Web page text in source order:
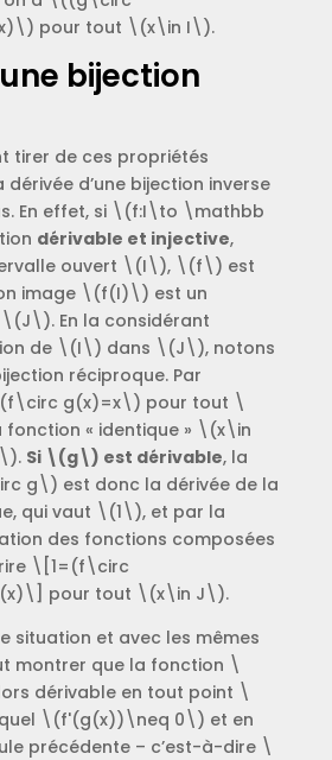
pour tout \(x\in I\).
bijection
tirer de ces propriétés
dérivée d’une bijection inverse
En effet, si \(f:I\to \mathbb
dérivable et injective,
ouvert \(I\), \(f\) est
image \(f(I)\) est un
En la considérant
de \(I\) dans \(J\), notons
réciproque. Par
g(x)=x\) pour tout \
fonction « identique » \(x\in
Si \(g\) est dérivable, la
g\) est donc la dérivée de la
qui vaut \(1\), et par la
des fonctions composées
\[1=(f\circ
pour tout \(x\in J\).
situation et avec les mêmes
montrer que la fonction \
dérivable en tout point \
\(f'(g(x))\neq 0\) et en
précédente – c’est-à-dire \